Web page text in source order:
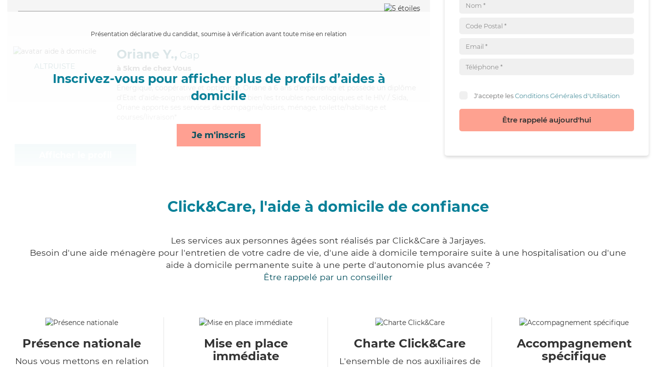
Présentation déclarative du candidat, soumise à vérification avant toute mise en relation
Inscrivez-vous pour afficher plus de profils d’aides à
domicile
Je m'inscris
ALTRUISTE
Oriane Y., Gap
à 5km de chez Vous
Énergique
, coopérative et optimiste, Oriane a 6 ans d'expérience et possède un diplôme
d'Etat d'aide-soignant (AS). Maitrisant bien les troubles neurologiques et le HIV / Sida,
J'accepte lesConditions Générales d'Utilisation
Être rappelé aujourd'hui
Click&Care, l'aide à domicile de confiance
Les services aux personnes âgées sont réalisés par Click&Care à Jarjayes.
Besoin d'une aide ménagère pour l'entretien de votre cadre de vie, d'une aide à domicile temporaire suite à une hospitalisation ou d'une
aide à domicile permanente suite à une perte d'autonomie plus avancée ?
Être rappelé par un conseiller
Présence nationale
Nous vous mettons en relation
Mise en place
immédiate
Charte Click&Care
L'ensemble de nos auxiliaires de
Accompagnement
spécifique